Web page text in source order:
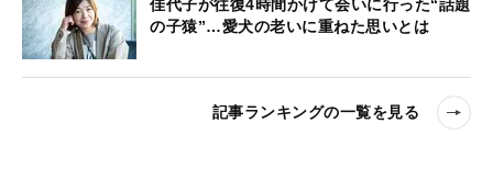
佳代子が往復4時間かけて会いに行った“話題
の子猿”…愛犬の老いに重ねた思いとは
記事ランキングの一覧を見る